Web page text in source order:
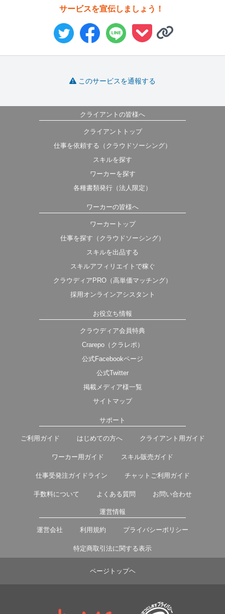
サービスを宣伝しましょう！
このサービスを通報する
クライアントの皆様へ
クライアントトップ
仕事を依頼する（クラウドソーシング）
スキルを探す
ワーカーを探す
各種書類発行（法人限定）
ワーカーの皆様へ
ワーカートップ
仕事を探す（クラウドソーシング）
スキルを出品する
スキルアフィリエイトで稼ぐ
クラウディアPRO（高単価マッチング）
採用オンラインアシスタント
お役立ち情報
クラウディア会員特典
Crarepo（クラレポ）
公式Facebookページ
公式Twitter
掲載メディア様一覧
サイトマップ
サポート
ご利用ガイド はじめての方へ クライアント用ガイド
ワーカー用ガイド スキル販売ガイド
仕事受発注ガイドライン チャットご利用ガイド
手数料について よくある質問 お問い合わせ
運営情報
運営会社 利用規約 プライバシーポリシー
特定商取引法に関する表示
ページトップヘ